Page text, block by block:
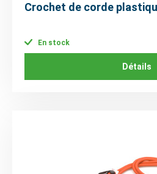
Crochet de corde
En stock
Détails